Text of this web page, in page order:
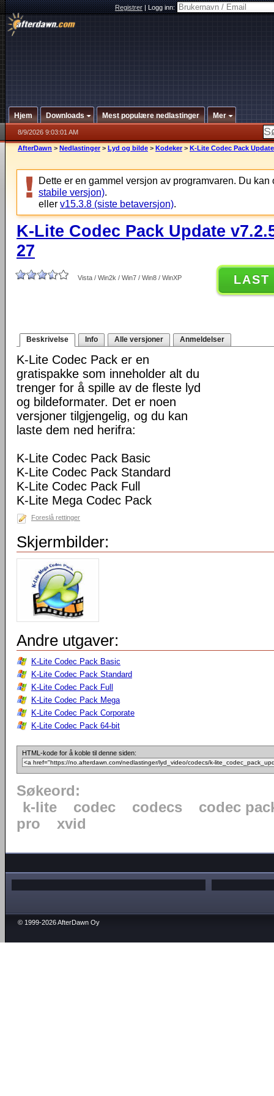
Registrer|Logg inn:
Hjem Downloads Mest populære nedlastinger Mer
8/9/2026 9:03:01 AM
AfterDawn > Nedlastinger > Lyd og bilde > Kodeker > K-Lite Codec Pack
Dette er en gammel versjon av programvaren. Du
stabile versjon).
eller v15.3.8 (siste betaversjon).
K-Lite Codec Pack Update
27
Vista / Win2k / Win7 / Win8 / WinXP LAST
Beskrivelse Info Alle versjoner Anmeldelser
K-Lite Codec Pack er en
gratispakke som inneholder alt du
trenger for å spille av de fleste lyd
og bildeformater. Det er noen
versjoner tilgjengelig, og du kan
laste dem ned herifra:
K-Lite Codec Pack Basic
K-Lite Codec Pack Standard
K-Lite Codec Pack Full
K-Lite Mega Codec Pack
Foreslå rettinger
Skjermbilder:
Andre utgaver:
K-Lite Codec Pack Basic
K-Lite Codec Pack Standard
K-Lite Codec Pack Full
K-Lite Codec Pack Mega
K-Lite Codec Pack Corporate
K-Lite Codec Pack 64-bit
HTML-kode for å koble til denne siden:
Søkeord:
k-lite
codec codecs
codec
pro
xvid
© 1999-2026 AfterDawn Oy